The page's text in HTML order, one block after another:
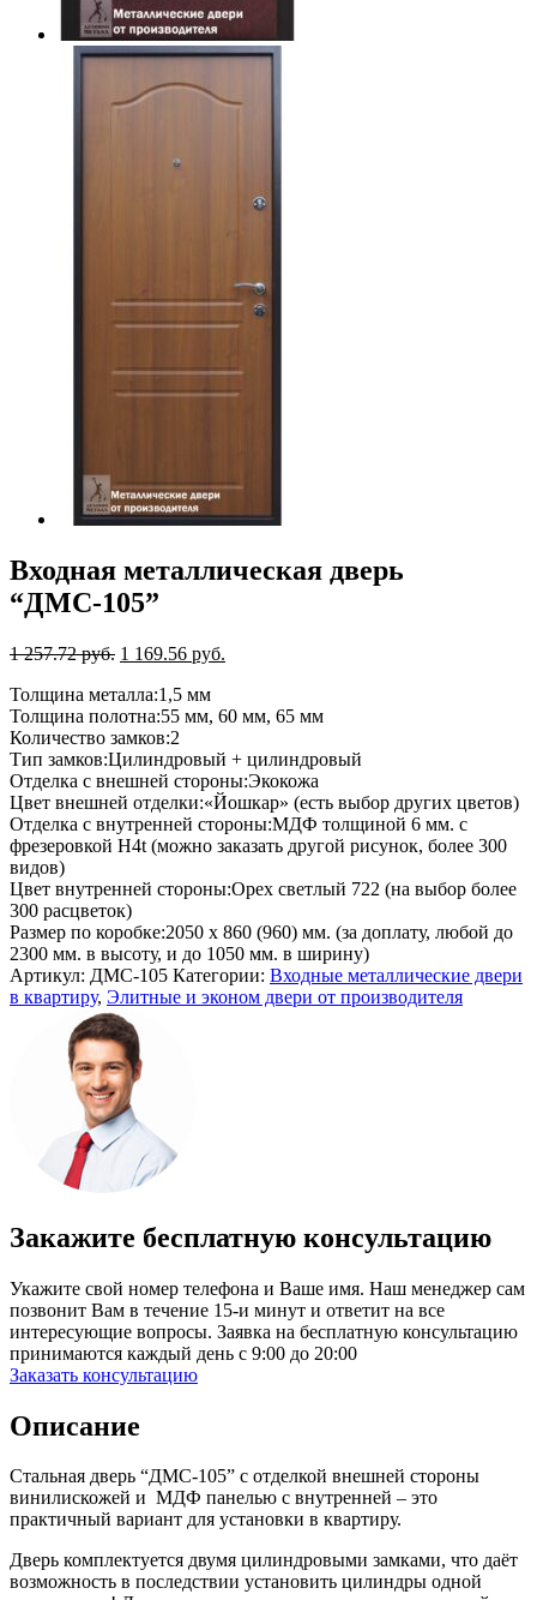
Входная металлическая дверь
“ДМС-105”
1 257.72руб. 1 169.56 руб.
Толщина металла:1,5 мм
Толщина полотна:55 мм, 60 мм, 65 мм
Количество замков:2
Тип замков:Цилиндровый + цилиндровый
Отделка с внешней стороны:Экокожа
Цвет внешней отделки:«Йошкар» (есть выбор других цветов)
Отделка с внутренней стороны:МДФ толщиной 6 мм. с
фрезеровкой H4t (можно заказать другой рисунок, более 300
видов)
Цвет внутренней стороны:Орех светлый 722 (на выбор более
300 расцветок)
Размер по коробке:2050 х 860 (960) мм. (за доплату, любой до
2300 мм. в высоту, и до 1050 мм. в ширину)
Артикул: ДМС-105 Категории: Входные металлические двери
в квартиру, Элитные и эконом двери от производителя
Закажите бесплатную консультацию
Укажите свой номер телефона и Ваше имя. Наш менеджер сам
позвонит Вам в течение 15-и минут и ответит на все
интересующие вопросы. Заявка на бесплатную консультацию
принимаются каждый день с 9:00 до 20:00
Заказать консультацию
Описание
Стальная дверь “ДМС-105” с отделкой внешней стороны
винилискожей и МДФ панелью с внутренней – это
практичный вариант для установки в квартиру.
Дверь комплектуется двумя цилиндровыми замками, что даёт
возможность в последствии установить цилиндры одной